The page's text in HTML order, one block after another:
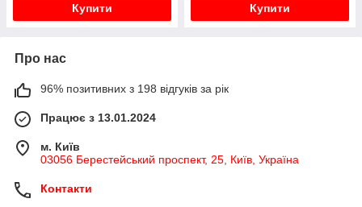
Купити Купити
Про нас
96% позитивних з 198 відгуків за рік
Працює з 13.01.2024
м. Київ
03056 Берестейський проспект, 25, Київ, Україна
Контакти